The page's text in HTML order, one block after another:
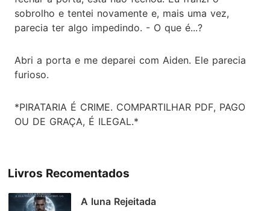
sobrolho e tentei novamente e, mais uma vez,
parecia ter algo impedindo. - O que é...?
Abri a porta e me deparei com Aiden. Ele parecia
furioso.
*PIRATARIA É CRIME. COMPARTILHAR PDF, PAGO
OU DE GRAÇA, É ILEGAL.*
Livros Recomentados
A luna Rejeitada